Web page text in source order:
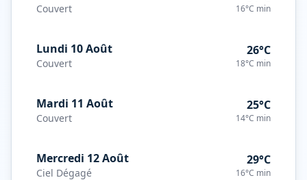
Couvert 16°C min
Lundi 10 Août
Couvert
26°C
18°C min
Mardi 11 Août
Couvert
25°C
14°C min
Mercredi 12 Août
Ciel Dégagé
29°C
16°C min